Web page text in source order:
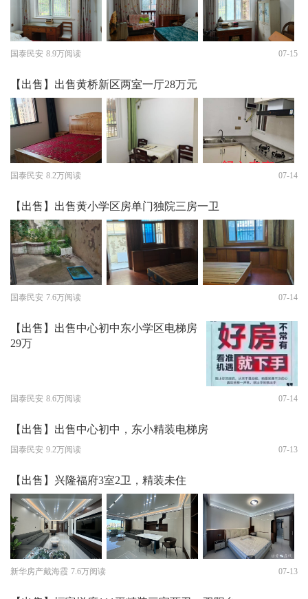
国泰民安 8.9万阅读 07-15
【出售】出售黄桥新区两室一厅28万元
国泰民安 8.2万阅读 07-14
【出售】出售黄小学区房单门独院三房一卫
国泰民安 7.6万阅读 07-14
【出售】出售中心初中东小学区电梯房
29万
国泰民安 8.6万阅读 07-14
【出售】出售中心初中，东小精装电梯房
国泰民安 9.2万阅读 07-13
【出售】兴隆福府3室2卫，精装未住
新华房产戴海霞 7.6万阅读 07-13